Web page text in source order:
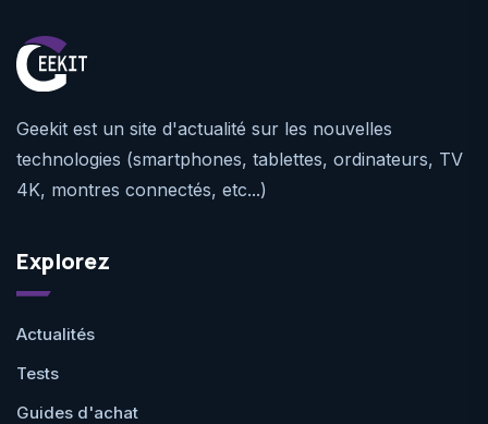
Geekit est un site d'actualité sur les nouvelles
technologies (smartphones, tablettes, ordinateurs, TV
4K, montres connectés, etc...)
Explorez
Actualités
Tests
Guides d'achat